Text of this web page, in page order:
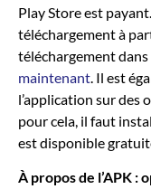
Play Store est
téléchargement à
téléchargement
maintenant. Il est
l’application sur des
pour cela, il faut
est disponible
À propos de l’APK :